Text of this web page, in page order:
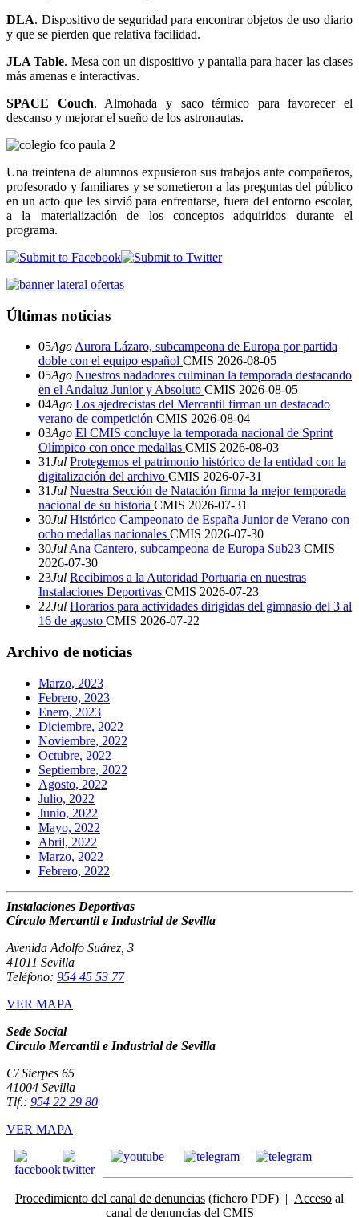
DLA. Dispositivo de seguridad para encontrar objetos de uso diario
y que se pierden que relativa facilidad.
JLA Table. Mesa con un dispositivo y pantalla para hacer las clases
más amenas e interactivas.
SPACE Couch. Almohada y saco térmico para favorecer el
descanso y mejorar el sueño de los astronautas.
Una treintena de alumnos expusieron sus trabajos ante compañeros,
profesorado y familiares y se sometieron a las preguntas del público
en un acto que les sirvió para enfrentarse, fuera del entorno escolar,
a la materialización de los conceptos adquiridos durante el
programa.
Últimas noticias
05Ago Aurora Lázaro, subcampeona de Europa por partida
doble con el equipo español CMIS 2026-08-05
05Ago Nuestros nadadores culminan la temporada destacando
en el Andaluz Junior y Absoluto CMIS 2026-08-05
04Ago Los ajedrecistas del Mercantil firman un destacado
verano de competición CMIS 2026-08-04
03Ago El CMIS concluye la temporada nacional de Sprint
Olímpico con once medallas CMIS 2026-08-03
31Jul Protegemos el patrimonio histórico de la entidad con la
digitalización del archivo CMIS 2026-07-31
31Jul Nuestra Sección de Natación firma la mejor temporada
nacional de su historia CMIS 2026-07-31
30Jul Histórico Campeonato de España Junior de Verano con
ocho medallas nacionales CMIS 2026-07-30
30Jul Ana Cantero, subcampeona de Europa Sub23 CMIS
2026-07-30
23Jul Recibimos a la Autoridad Portuaria en nuestras
Instalaciones Deportivas CMIS 2026-07-23
22Jul Horarios para actividades dirigidas del gimnasio del 3 al
16 de agosto CMIS 2026-07-22
Archivo de noticias
Marzo, 2023
Febrero, 2023
Enero, 2023
Diciembre, 2022
Noviembre, 2022
Octubre, 2022
Septiembre, 2022
Agosto, 2022
Julio, 2022
Junio, 2022
Mayo, 2022
Abril, 2022
Marzo, 2022
Febrero, 2022
Instalaciones Deportivas
Círculo Mercantil e Industrial de Sevilla
Avenida Adolfo Suárez, 3
41011 Sevilla
Teléfono: 954 45 53 77
VER MAPA
Sede Social
Círculo Mercantil e Industrial de Sevilla
C/ Sierpes 65
41004 Sevilla
Tlf.: 954 22 29 80
VER MAPA
Procedimiento del canal de denuncias (fichero PDF) | Acceso al
canal de denuncias del CMIS